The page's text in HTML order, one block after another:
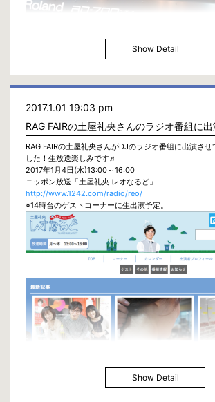
Show Detail
2017.1.01 19:03 pm
RAG FAIRの土屋礼央さんのラジオ番組に出
RAG FAIRの土屋礼央さんがDJのラジオ番組に出演さ
した！生放送楽しみです♬
2017年1月4日(水)13:00～16:00
ニッポン放送「土屋礼央 レオなるど」
http://www.1242.com/radio/reo/
※14時台のゲストコーナーに生出演予定。
Show Detail